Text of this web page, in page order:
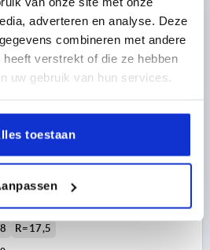
adverteren en analyse. Deze
combineren met andere
verstrekt of die ze hebben
uw gebruik van hun services.
toestaanD2=14, A=125, L=155,5,
LÄNGE=155,5
D1=32 D3=26
GRIFFHÖHE=83
R=17,5